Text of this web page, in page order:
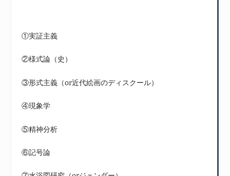
①実証主義
②様式論（史）
③形式主義（or近代絵画のディスクール）
④現象学
⑤精神分析
⑥記号論